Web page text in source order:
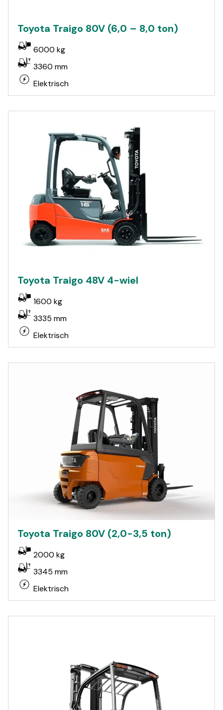
Toyota Traigo 80V (6,0 – 8,0 ton)
6000 kg
3360 mm
Elektrisch
Toyota Traigo 48V 4-wiel
1600 kg
3335 mm
Elektrisch
Toyota Traigo 80V (2,0-3,5 ton)
2000 kg
3345 mm
Elektrisch